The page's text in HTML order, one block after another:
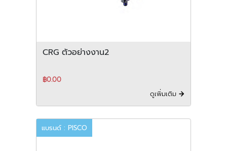
CRG ตัวอย่างงาน2
฿0.00
ดูเพิ่มเติม
แบรนด์ : PISCO